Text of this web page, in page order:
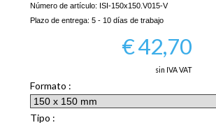
Número de artículo: ISI-150x150.V015-V
Plazo de entrega: 5 - 10 días de trabajo
€42,70
sin IVA VAT
Formato :
Tipo :